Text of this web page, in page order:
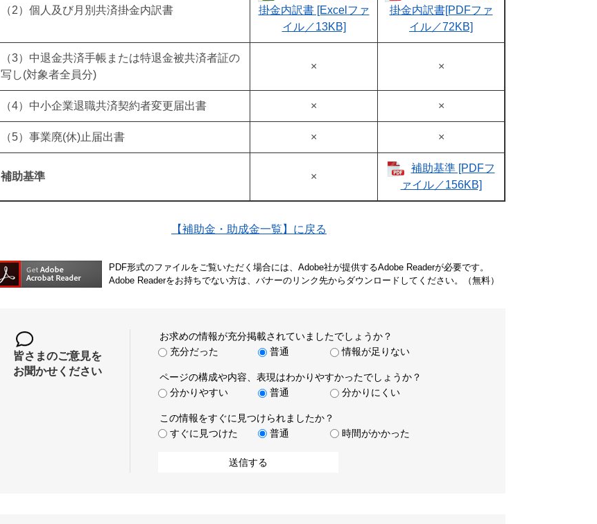
（2）個人及び月別共済掛金内訳書
掛金内訳書 [Excelファ
イル／13KB]
掛金内訳書[PDFファ
イル／72KB]
（3）中退金共済手帳または特退金被共済者証の
写し(対象者全員分)
× ×
（4）中小企業退職共済契約者変更届出書 × ×
（5）事業廃(休)止届出書 × ×
補助基準 ×
補助基準 [PDFフ
ァイル／156KB]
【補助金・助成金一覧】に戻る
PDF形式のファイルをご覧いただく場合には、Adobe社が提供するAdobe Readerが必要です。
Adobe Readerをお持ちでない方は、バナーのリンク先からダウンロードしてください。（無料）
皆さまのご意見を
お聞かせください
お求めの情報が充分掲載されていましたでしょうか？
充分だった
普通 情報が足りない
ページの構成や内容、表現はわかりやすかったでしょうか？
分かりやすい
普通 分かりにくい
この情報をすぐに見つけられましたか？
すぐに見つけた
普通 時間がかかった